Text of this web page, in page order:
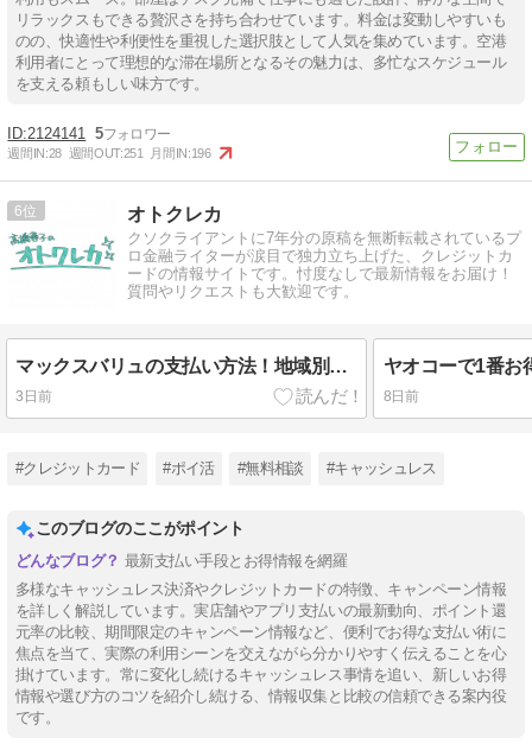
リラックスもできる贅沢さを持ち合わせています。料金は変動しやすいも
のの、快適性や利便性を重視した選択肢として人気を集めています。空港
利用者にとって理想的な滞在場所となるその魅力は、多忙なスケジュール
を支える頼もしい味方です。
2124141 5
週間IN:28 週間OUT:251 月間IN:196
6 オトクレカ
クソクライアントに7年分の原稿を無断転載されているプ
ロ金融ライターが涙目で独力立ち上げた、クレジットカ
ードの情報サイトです。忖度なしで最新情報をお届け！
質問やリクエストも大歓迎です。
マックスバリュの支払い方法！地域別のお得な日＆クーポンやポイントの罠も詳しく解説
3日前 8日前
#クレジットカード #ポイ活 #無料相談 #キャッシュレス
このブログのここがポイント
最新支払い手段とお得情報を網羅
多様なキャッシュレス決済やクレジットカードの特徴、キャンペーン情報
を詳しく解説しています。実店舗やアプリ支払いの最新動向、ポイント還
元率の比較、期間限定のキャンペーン情報など、便利でお得な支払い術に
焦点を当て、実際の利用シーンを交えながら分かりやすく伝えることを心
掛けています。常に変化し続けるキャッシュレス事情を追い、新しいお得
情報や選び方のコツを紹介し続ける、情報収集と比較の信頼できる案内役
です。